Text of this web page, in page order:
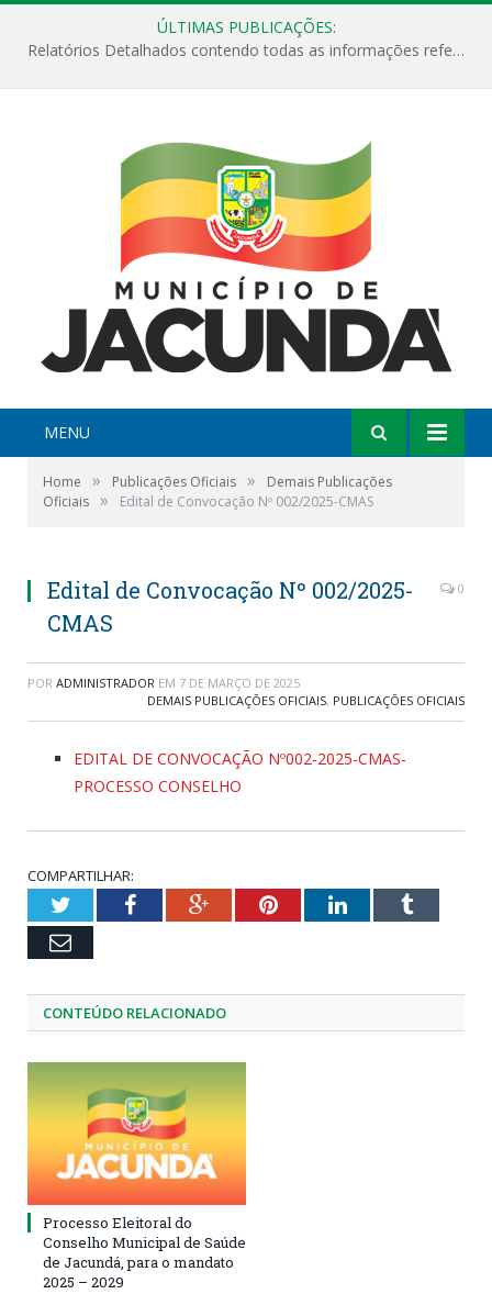
ÚLTIMAS PUBLICAÇÕES:
Relatórios Detalhados contendo todas as informações referentes a execução de recursos destinados ao fomento de projetos culturais no Município de Jacundá entre os anos de 2022 ao presente ano de 2026.
MENU
Home » Publicações Oficiais »
Demais Publicações
Oficiais » Edital de Convocação Nº 002/2025-CMAS
Edital de Convocação Nº 002/2025-
CMAS
0
POR ADMINISTRADOR EM 7 DE MARÇO DE 2025
DEMAIS PUBLICAÇÕES OFICIAIS, PUBLICAÇÕES OFICIAIS
EDITAL DE CONVOCAÇÃO Nº002-2025-CMAS-
PROCESSO CONSELHO
COMPARTILHAR:
TwitterFacebookGoogle+PinterestLinkedInTumblr
Email
CONTEÚDO RELACIONADO
Processo Eleitoral do
Conselho Municipal de Saúde
de Jacundá, para o mandato
2025 – 2029